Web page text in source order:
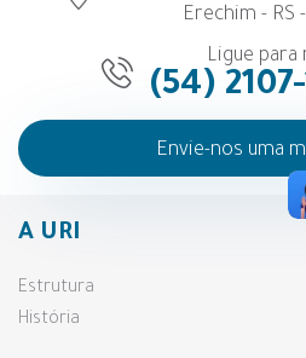
Erechim - RS
Ligue para
(54)
Envie-nos uma
A URI
Estrutura
História